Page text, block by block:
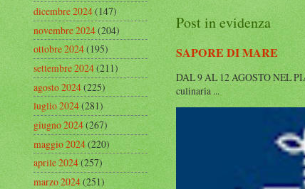
Post in evidenza
SAPORE DI MARE
DAL 9 AL 12 AGOSTO NEL
culinaria ...
dicembre 2024(147)
novembre 2024(204)
ottobre 2024(195)
settembre 2024(211)
agosto 2024(225)
luglio 2024(281)
giugno 2024(267)
maggio 2024(220)
aprile 2024(257)
marzo 2024(251)